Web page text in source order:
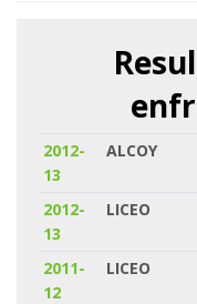
2012-
13
ALCOY
2012-
13
LICEO
2011-
12
LICEO